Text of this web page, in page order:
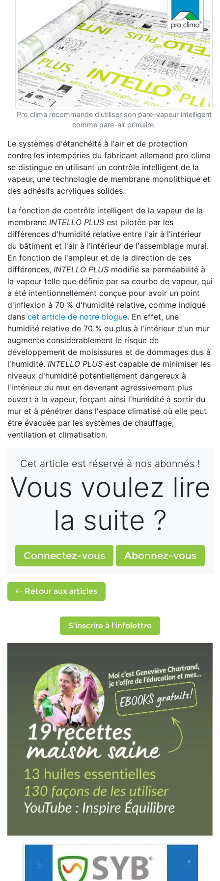
Pro clima recommande d'utiliser son pare-vapeur intelligent
comme pare-air primaire.
Le systèmes d'étanchéité à l'air et de protection
contre les intempéries du fabricant allemand pro clima
se distingue en utilisant un contrôle intelligent de la
vapeur, une technologie de membrane monolithique et
des adhésifs acryliques solides.
La fonction de contrôle intelligent de la vapeur de la
membrane INTELLO PLUS est pilotée par les
différences d'humidité relative entre l'air à l'intérieur
du bâtiment et l'air à l'intérieur de l'assemblage mural.
En fonction de l'ampleur et de la direction de ces
différences, INTELLO PLUS modifie sa perméabilité à
la vapeur telle que définie par sa courbe de vapeur, qui
a été intentionnellement conçue pour avoir un point
d'inflexion à 70 % d'humidité relative, comme indiqué
dans cet article de notre blogue. En effet, une
humidité relative de 70 % ou plus à l'intérieur d'un mur
augmente considérablement le risque de
développement de moisissures et de dommages dus à
l'humidité. INTELLO PLUS est capable de minimiser les
niveaux d'humidité potentiellement dangereux à
l'intérieur du mur en devenant agressivement plus
ouvert à la vapeur, forçant ainsi l'humidité à sortir du
mur et à pénétrer dans l'espace climatisé où elle peut
être évacuée par les systèmes de chauffage,
ventilation et climatisation.
Cet article est réservé à nos abonnés !
Vous voulez lire
la suite ?
Connectez-vous Abonnez-vous
Retour aux articles
S'inscrire à l'infolettre